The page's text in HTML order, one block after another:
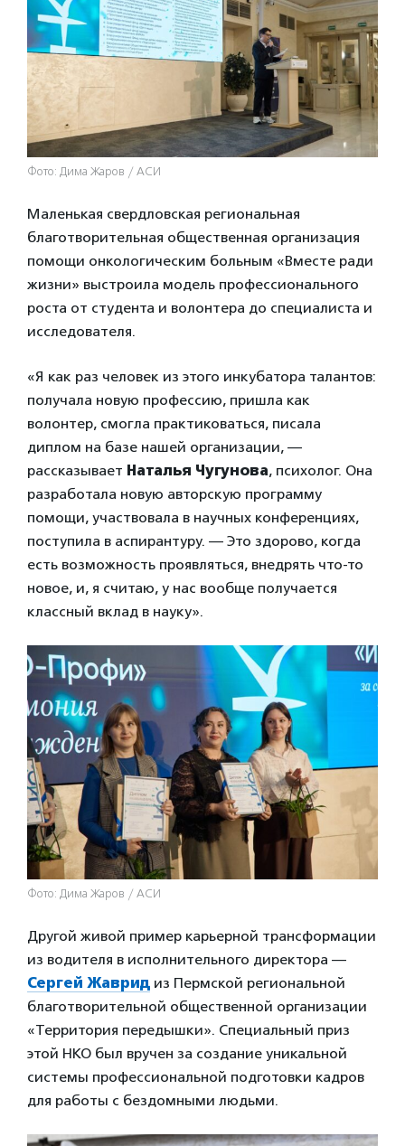
Фото: Дима Жаров / АСИ
Маленькая свердловская региональная
благотворительная общественная организация
помощи онкологическим больным «Вместе ради
жизни» выстроила модель профессионального
роста от студента и волонтера до специалиста и
исследователя.
«Я как раз человек из этого инкубатора талантов:
получала новую профессию, пришла как
волонтер, смогла практиковаться, писала
диплом на базе нашей организации, —
рассказывает Наталья Чугунова, психолог. Она
разработала новую авторскую программу
помощи, участвовала в научных конференциях,
поступила в аспирантуру. — Это здорово, когда
есть возможность проявляться, внедрять что-то
новое, и, я считаю, у нас вообще получается
классный вклад в науку».
Фото: Дима Жаров / АСИ
Другой живой пример карьерной трансформации
из водителя в исполнительного директора —
Сергей Жаврид из Пермской региональной
благотворительной общественной организации
«Территория передышки». Специальный приз
этой НКО был вручен за создание уникальной
системы профессиональной подготовки кадров
для работы с бездомными людьми.